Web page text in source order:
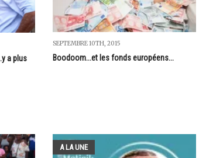
a plus
SEPTEMBRE 10TH, 2015
Boodoom...et les fonds européens...
A LA UNE